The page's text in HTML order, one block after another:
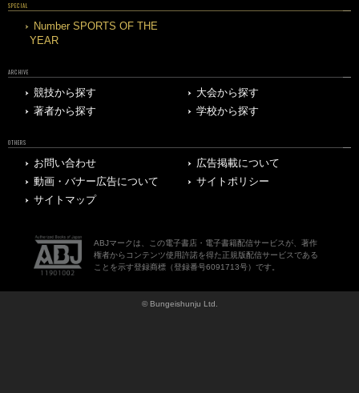
SPECIAL
Number SPORTS OF THE
YEAR
ARCHIVE
競技から探す
大会から探す
著者から探す
学校から探す
OTHERS
お問い合わせ
広告掲載について
動画・バナー広告について
サイトポリシー
サイトマップ
ABJマークは、この電子書店・電子書籍配信サービスが、著作
権者からコンテンツ使用許諾を得た正規版配信サービスである
ことを示す登録商標（登録番号6091713号）です。
© Bungeishunju Ltd.